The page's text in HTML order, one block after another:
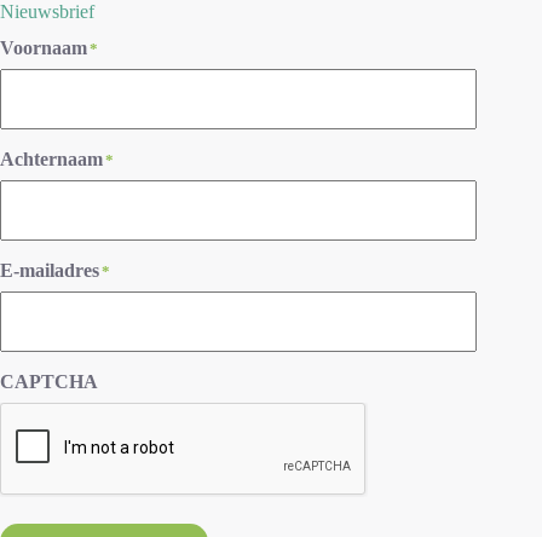
Nieuwsbrief
Voornaam*
Achternaam*
E-mailadres*
CAPTCHA